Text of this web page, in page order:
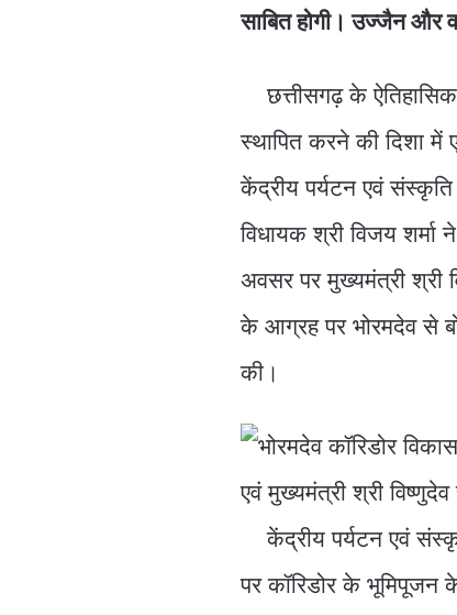
साबित होगी। उज्जैन और
छत्तीसगढ़ के
स्थापित करने की दिशा में
केंद्रीय पर्यटन एवं
विधायक श्री विजय
अवसर पर मुख्यमंत्री श्री
के आग्रह पर भोरमदेव से
की।
केंद्रीय पर्यटन एवं
पर कॉरिडोर के भूमिपूजन